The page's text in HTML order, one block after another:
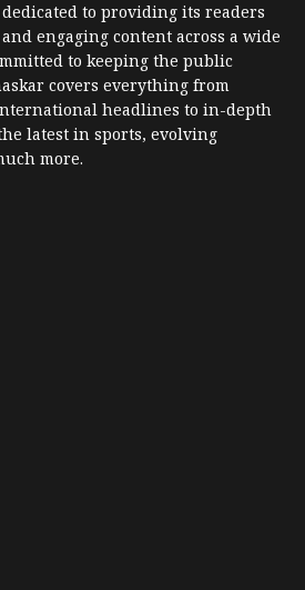
to providing its readers
engaging content across a wide
to keeping the public
covers everything from
headlines to in-depth
latest in sports, evolving
more.